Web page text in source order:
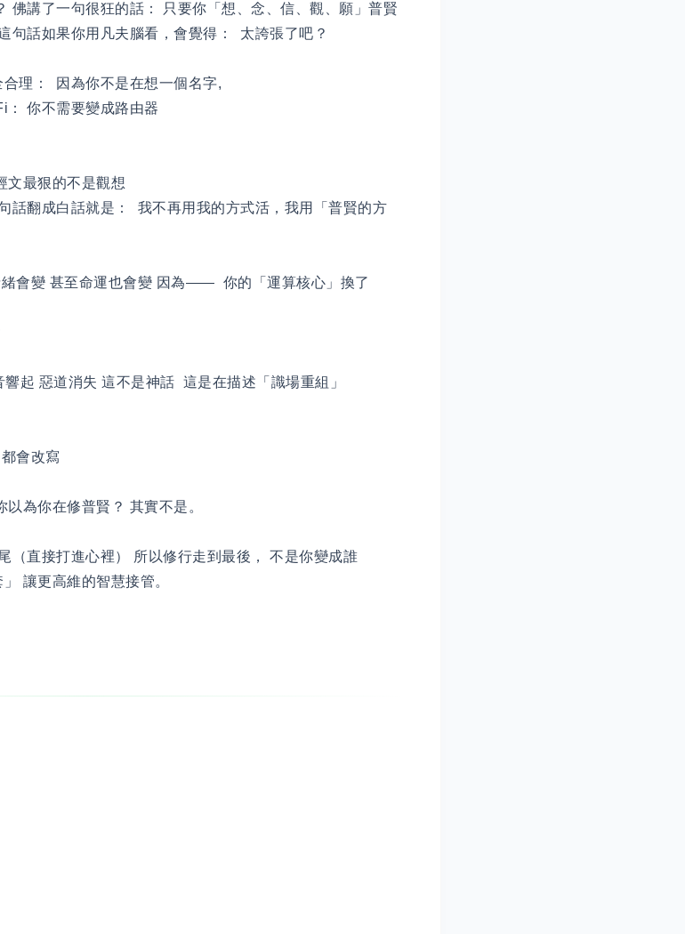
佛講了一句很狂的話： 只要你「想、念、信、觀、願」普賢
句話如果你用凡夫腦看，會覺得： 太誇張了吧？
理： 因為你不是在想一個名字,
： 你不需要變成路由器
文最狠的不是觀想
話翻成白話就是： 我不再用我的方式活，我用「普賢的方
緒會變 甚至命運也會變 因為—— 你的「運算核心」換了
起 惡道消失 這不是神話 這是在描述「識場重組」
會改寫
以為你在修普賢？ 其實不是。
（直接打進心裡） 所以修行走到最後， 不是你變成誰
讓更高維的智慧接管。